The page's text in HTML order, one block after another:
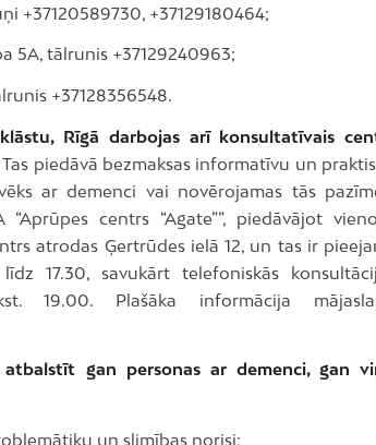
+37120589730, +37129180464;
5A, tālrunis +37129240963;
+37128356548.
Rīgā darbojas arī konsultatīvais
Tas piedāvā bezmaksas informatīvu un
ar demenci vai novērojamas tās
centrs “Agate””, piedāvājot
atrodas Ģertrūdes ielā 12, un tas ir
17.30, savukārt telefoniskās
19.00. Plašāka informācija
gan personas ar demenci, gan
un slimības norisi;